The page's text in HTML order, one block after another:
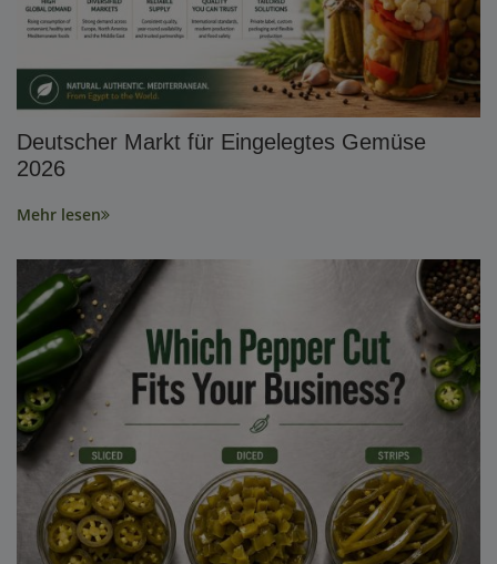
Deutscher Markt für Eingelegtes Gemüse
2026
Mehr lesen